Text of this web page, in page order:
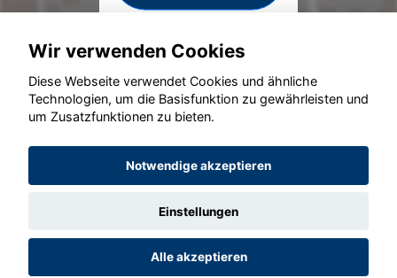
© konjunkturmotor.de GmbH 2020 - 2026
Wir verwenden Cookies
Diese Webseite verwendet Cookies und ähnliche
Technologien, um die Basisfunktion zu gewährleisten und
um Zusatzfunktionen zu bieten.
Notwendige akzeptieren
Einstellungen
Alle akzeptieren